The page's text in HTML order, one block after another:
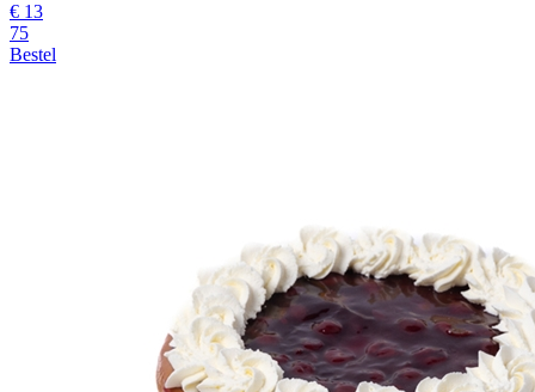
€ 13
75
Bestel